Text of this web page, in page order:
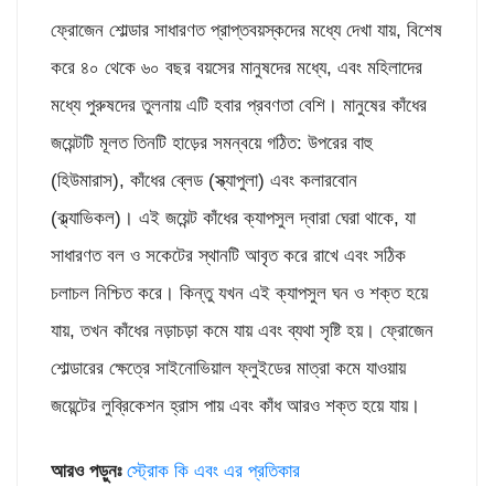
ফ্রোজেন শোল্ডার সাধারণত প্রাপ্তবয়স্কদের মধ্যে দেখা যায়, বিশেষ
করে ৪০ থেকে ৬০ বছর বয়সের মানুষদের মধ্যে, এবং মহিলাদের
মধ্যে পুরুষদের তুলনায় এটি হবার প্রবণতা বেশি। মানুষের কাঁধের
জয়েন্টটি মূলত তিনটি হাড়ের সমন্বয়ে গঠিত: উপরের বাহু
(হিউমারাস), কাঁধের ব্লেড (স্ক্যাপুলা) এবং কলারবোন
(ক্ল্যাভিকল)। এই জয়েন্ট কাঁধের ক্যাপসুল দ্বারা ঘেরা থাকে, যা
সাধারণত বল ও সকেটের স্থানটি আবৃত করে রাখে এবং সঠিক
চলাচল নিশ্চিত করে। কিন্তু যখন এই ক্যাপসুল ঘন ও শক্ত হয়ে
যায়, তখন কাঁধের নড়াচড়া কমে যায় এবং ব্যথা সৃষ্টি হয়। ফ্রোজেন
শোল্ডারের ক্ষেত্রে সাইনোভিয়াল ফ্লুইডের মাত্রা কমে যাওয়ায়
জয়েন্টের লুব্রিকেশন হ্রাস পায় এবং কাঁধ আরও শক্ত হয়ে যায়।
আরও পড়ুনঃ স্ট্রোক কি এবং এর প্রতিকার